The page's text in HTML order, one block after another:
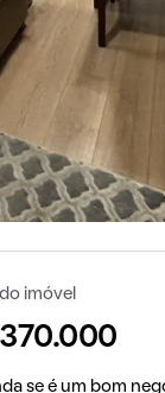
imóvel
370.000
se é um bom